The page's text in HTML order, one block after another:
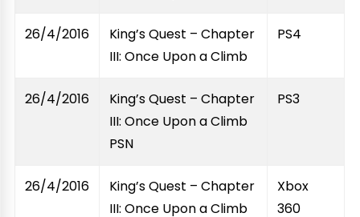
26/4/2016
King’s Quest – Chapter
III: Once Upon a Climb
PS4
26/4/2016
King’s Quest – Chapter
III: Once Upon a Climb
PSN
PS3
26/4/2016
King’s Quest – Chapter
III: Once Upon a Climb
Xbox
360